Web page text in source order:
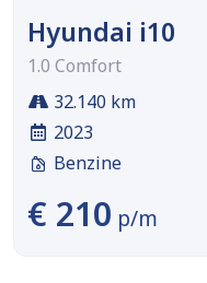
Hyundai i10
1.0 Comfort
32.140 km
2023
Benzine
€ 210 p/m